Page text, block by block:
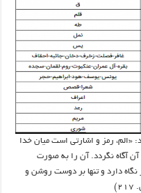
«الم، رمز و اشارتی است میان خدا
آگاه نگردد. آن را به صورت
دارد و تنها بر دوست روشن و